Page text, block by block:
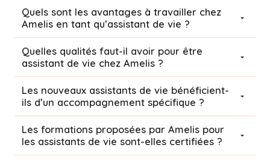
Quels sont les avantages à travailler chez
Amelis en tant qu’assistant de vie ?
Quelles qualités faut-il avoir pour être
assistant de vie chez Amelis ?
Les nouveaux assistants de vie bénéficient-
ils d’un accompagnement spécifique ?
Les formations proposées par Amelis pour
les assistants de vie sont-elles certifiées ?